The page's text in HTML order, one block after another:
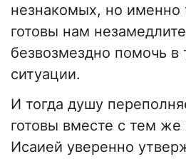
незнакомых, но именно
готовы нам
безвозмездно помочь в
ситуации.
И тогда душу
готовы вместе с тем
Исаией уверенно